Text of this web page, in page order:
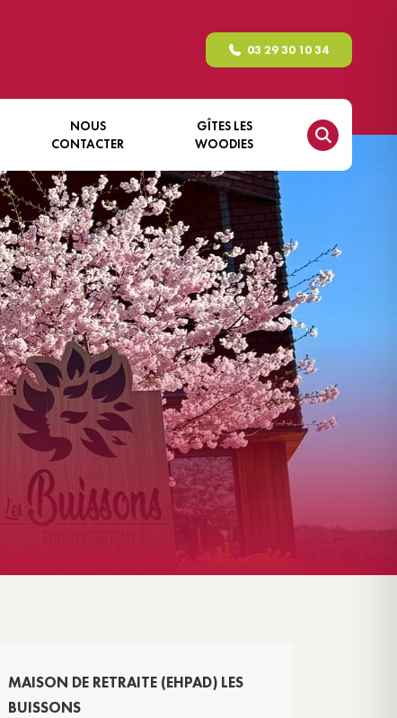
03 29 30 10 34
NOUS
CONTACTER
GÎTES LES
WOODIES
GÎTE NATURE – LE FAYS
RICHARD
GÎTE NATURE – LE PERGIS
GÎTE NATURE – LE
RECHENTREUX
GÎTE NATURE – LE ROCHÈRE
GÎTE NATURE – LA TORÈLE
GÎTE NATURE – LE XÉMONT
GÎTE INSOLITE – L’ÉCRIN
MAISON DE RETRAITE (EHPAD) LES
BUISSONS